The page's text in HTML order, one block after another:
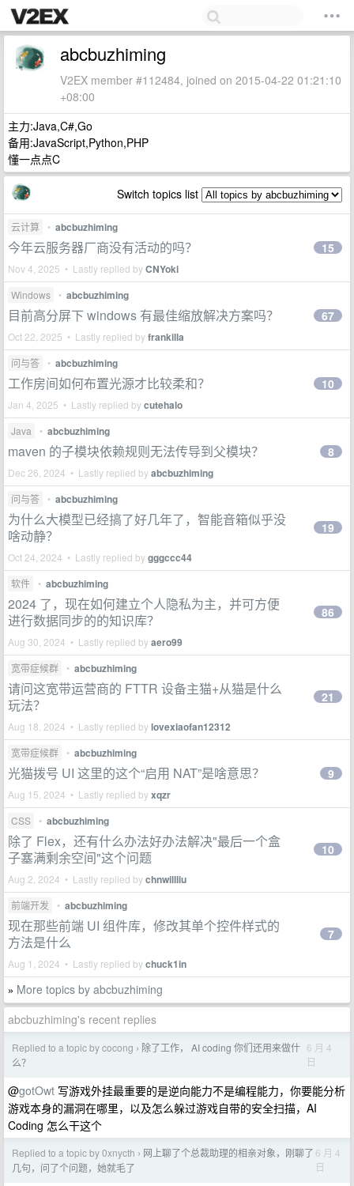
abcbuzhiming
V2EX member #112484, joined on 2015-04-22 01:21:10
+08:00
主力:Java,C#,Go
备用:JavaScript,Python,PHP
懂一点点C
Switch topics list
云计算 • abcbuzhiming
今年云服务器厂商没有活动的吗？
Nov 4, 2025 • Lastly replied byCNYoki
15
Windows • abcbuzhiming
目前高分屏下 windows 有最佳缩放解决方案吗？
Oct 22, 2025 • Lastly replied byfrankilla
67
问与答 • abcbuzhiming
工作房间如何布置光源才比较柔和？
Jan 4, 2025 • Lastly replied bycutehalo
10
Java • abcbuzhiming
maven 的子模块依赖规则无法传导到父模块？
Dec 26, 2024 • Lastly replied byabcbuzhiming
8
问与答 • abcbuzhiming
为什么大模型已经搞了好几年了，智能音箱似乎没
啥动静？
Oct 24, 2024 • Lastly replied bygggccc44
19
软件 • abcbuzhiming
2024 了，现在如何建立个人隐私为主，并可方便
进行数据同步的的知识库？
Aug 30, 2024 • Lastly replied byaero99
86
宽带症候群 • abcbuzhiming
请问这宽带运营商的 FTTR 设备主猫+从猫是什么
玩法？
Aug 18, 2024 • Lastly replied bylovexiaofan12312
21
宽带症候群 • abcbuzhiming
光猫拨号 UI 这里的这个“启用 NAT”是啥意思？
Aug 15, 2024 • Lastly replied byxqzr
9
CSS • abcbuzhiming
除了 Flex，还有什么办法好办法解决"最后一个盒
子塞满剩余空间"这个问题
Aug 2, 2024 • Lastly replied bychnwillliu
10
前端开发 • abcbuzhiming
现在那些前端 UI 组件库，修改其单个控件样式的
方法是什么
Aug 1, 2024 • Lastly replied bychuck1in
7
» More topics by abcbuzhiming
abcbuzhiming's recent replies
Replied to a topic by cocong › 除了工作， AI coding 你们还用来做什
么？
6 月 4
日
@gotOwt 写游戏外挂最重要的是逆向能力不是编程能力，你要能分析
游戏本身的漏洞在哪里，以及怎么躲过游戏自带的安全扫描，AI
Coding 怎么干这个
Replied to a topic by 0xnycth › 网上聊了个总裁助理的相亲对象，刚聊了
几句，问了个问题，她就毛了
6 月 4
日